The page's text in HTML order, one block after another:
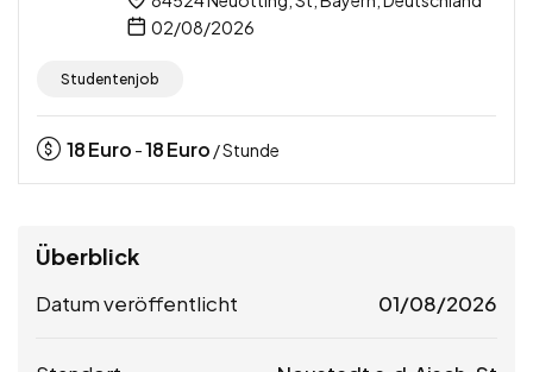
02/08/2026
Studentenjob
18Euro -18Euro / Stunde
Überblick
Datum veröffentlicht 01/08/2026